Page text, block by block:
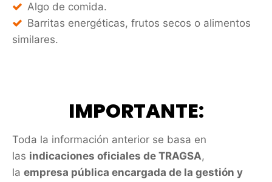
Algo de comida.
Barritas energéticas, frutos secos o alimentos
similares.
IMPORTANTE:
Toda la información anterior se basa en
las indicaciones oficiales de TRAGSA,
la empresa pública encargada de la gestión y